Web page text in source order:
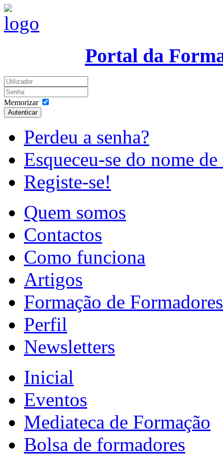
Portal da
Memorizar
Autenticar
Perdeu a senha?
Esqueceu-se do nome
Registe-se!
Quem somos
Contactos
Como funciona
Artigos
Formação de Formadores
Perfil
Newsletters
Inicial
Eventos
Mediateca de Formação
Bolsa de formadores